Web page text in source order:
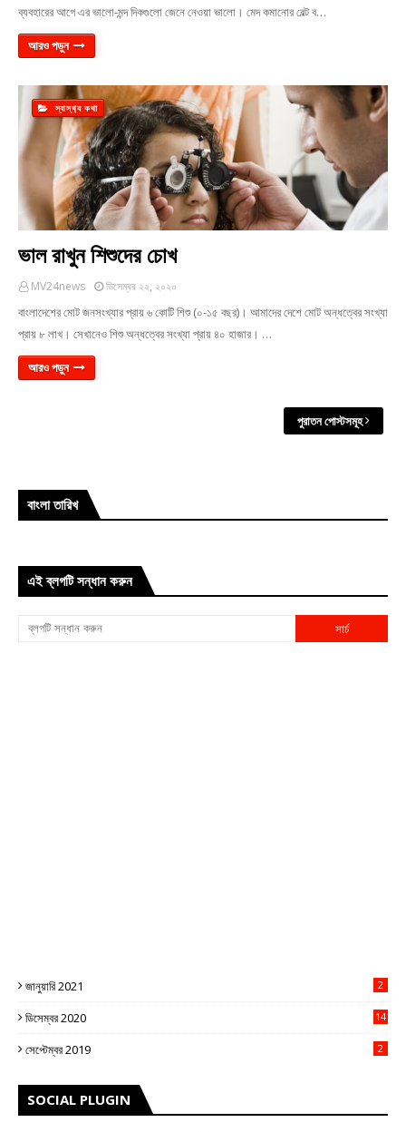
ব্যবহারের আগে এর ভালো-মন্দ দিকগুলো জেনে নেওয়া ভালো। মেদ কমানোর বেল্ট ব…
আরও পড়ুন
স্বাস্থ‍্য কথা
ভাল রাখুন শিশুদের চোখ
MV24news ডিসেম্বর ২২, ২০২০
বাংলাদেশের মোট জনসংখ্যার প্রায় ৬ কোটি শিশু (০-১৫ বছর)। আমাদের দেশে মোট অন্ধত্বের সংখ্যা
প্রায় ৮ লাখ। সেখানেও শিশু অন্ধত্বের সংখ্যা প্রায় ৪০ হাজার। …
আরও পড়ুন
পুরাতন পোস্টসমূহ
বাংলা তারিখ
এই ব্লগটি সন্ধান করুন
জানুয়ারি 2021 2
ডিসেম্বর 2020
14
সেপ্টেম্বর 2019 2
SOCIAL PLUGIN